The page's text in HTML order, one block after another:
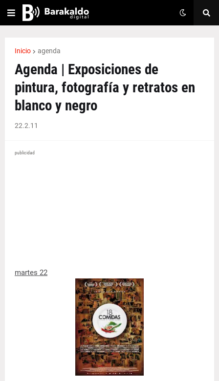
Inicio agenda
Agenda | Exposiciones de
pintura, fotografía y retratos en
blanco y negro
22.2.11
publicidad
martes 22